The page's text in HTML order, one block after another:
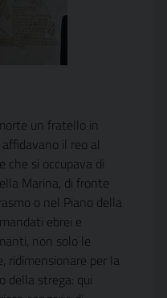
un fratello in
affidavano il reo al
che si occupava di
Marina, di fronte
o nel Piano della
ebrei e
non solo le
ridimensionare per la
della strega: qui